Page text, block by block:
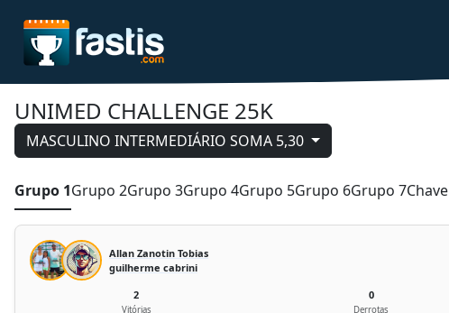
UNIMED CHALLENGE 25K
MASCULINO INTERMEDIÁRIO SOMA 5,30
Grupo 1Grupo 2Grupo 3Grupo 4Grupo 5Grupo 6Grupo 7Chave
Allan Zanotin Tobias
guilherme cabrini
2
Vitórias
0
Derrotas